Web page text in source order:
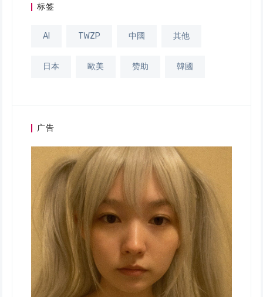
标签
AI TWZP 中國 其他
日本 歐美 赞助 韓國
广告